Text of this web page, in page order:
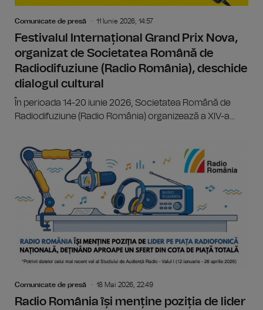
Comunicate de presă 11 Iunie 2026, 14:57
Festivalul Internațional Grand Prix Nova,
organizat de Societatea Română de
Radiodifuziune (Radio România), deschide
dialogul cultural
În perioada 14-20 iunie 2026, Societatea Română de
Radiodifuziune (Radio România) organizează a XIV-a...
Comunicate de presă 18 Mai 2026, 22:49
Radio România își menține poziția de lider